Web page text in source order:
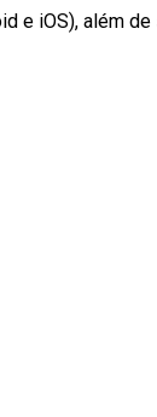
e iOS), além